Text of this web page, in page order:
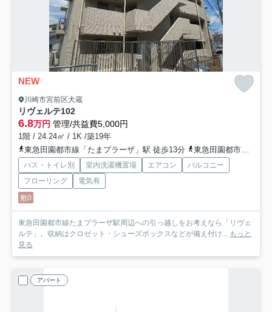
NEW
川崎市宮前区犬蔵
リヴェルテ102
6.8万円 管理/共益費5,000円
1階 / 24.24㎡ / 1K /築19年
東急田園都市線「たまプラーザ」駅 徒歩13分
東急田園都市線「鷺沼」駅 徒歩13分
バス・トイレ別 室内洗濯機置場 エアコン
バルコニー
フローリング
電気有
敷0
東急田園都市線たまプラーザ駅周辺への引っ越しをお考えなら「リヴェ
ルテ」。収納はクロゼット・シューズボックスなどが備え付け...
もっと
見る
アパート